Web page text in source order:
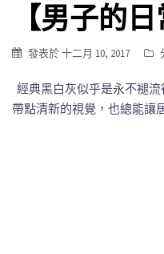
【男子的日
發表於十二月 10, 2017
經典黑白灰似乎是永不褪
帶點清新的視覺，也總能讓